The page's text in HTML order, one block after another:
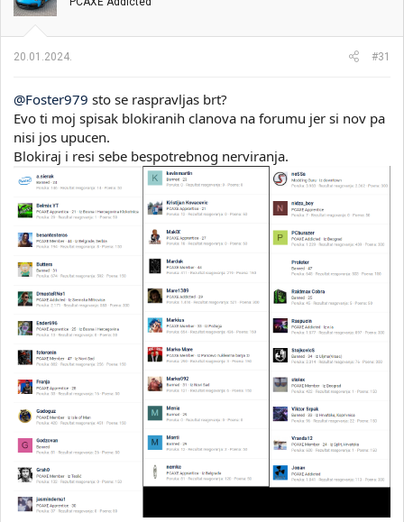
20.01.2024. #31
@Foster979 sto se raspravljas brt?
Evo ti moj spisak blokiranih clanova na forumu jer si nov pa
nisi jos upucen.
Blokiraj i resi sebe bespotrebnog nerviranja.